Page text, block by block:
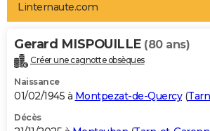
Art de vivre
Bien-être
Loisirs
Mode
Modes de vie
Alimentation
Guide de la santé
Maladies
Médicaments
Sommeil
VOYAGE
Destinations
City break
Voyage nature
Voyage de noces
Forum
Climat
+PHOTO
GUIDES D'ACHAT
Linternaute.com
Gerard MISPOUILLE (80 ans)
Créer une cagnotte obsèques
Naissance
01/02/1945 à Montpezat-de-Quercy(
Décès